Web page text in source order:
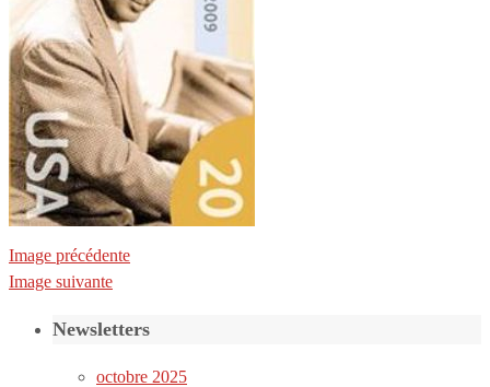
Image précédente
Image suivante
Newsletters
octobre 2025